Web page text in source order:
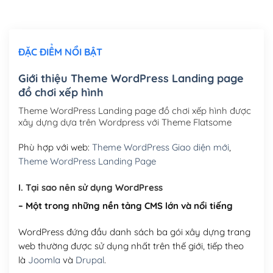
Mua thêm Host + Tên miền
Tên miền quốc tế .com .net .org (1 năm)
Tên miền Việt Nam .vn (1 năm)
Hosting 2GB SSD (1 năm) (+450,000₫)
Hosting 3GB SSD (1 năm)(+550,000₫)
Hosting 5GB SSD (1 năm)(+650,000₫)
Hosting 8GB SSD (1 năm) (+950,000₫)
ĐẶC ĐIỂM NỔI BẬT
Giới thiệu Theme WordPress Landing page
đồ chơi xếp hình
Theme WordPress Landing page đồ chơi xếp hình được
xây dựng dựa trên Wordpress với Theme Flatsome
Phù hợp với web: Theme WordPress Giao diện mới,
Theme WordPress Landing Page
I. Tại sao nên sử dụng WordPress
– Một trong những nền tảng CMS lớn và nổi tiếng
WordPress đứng đầu danh sách ba gói xây dựng trang
web thường được sử dụng nhất trên thế giới, tiếp theo
là Joomla và Drupal.